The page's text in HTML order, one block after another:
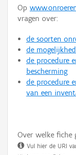
Op
vragen over:
de soorten
de
de procedure
bescherming
de procedure
van een
Over welke fiche
Vul hier de URI